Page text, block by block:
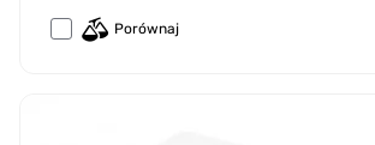
Porównaj